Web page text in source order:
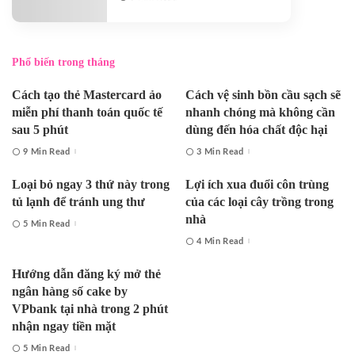
Phổ biến trong tháng
Cách tạo thẻ Mastercard ảo
miễn phí thanh toán quốc tế
sau 5 phút
9 Min Read
Cách vệ sinh bồn cầu sạch sẽ
nhanh chóng mà không cần
dùng đến hóa chất độc hại
3 Min Read
Loại bỏ ngay 3 thứ này trong
tủ lạnh để tránh ung thư
5 Min Read
Lợi ích xua đuổi côn trùng
của các loại cây trồng trong
nhà
4 Min Read
Hướng dẫn đăng ký mở thẻ
ngân hàng số cake by
VPbank tại nhà trong 2 phút
nhận ngay tiền mặt
5 Min Read